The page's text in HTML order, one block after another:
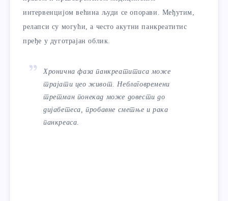
интервенцијом већина људи се опорави. Међутим,
релапси су могући, а често акутни панкреатитис
пређе у дуготрајан облик.
Хронична фаза панкреатитиса може
трајати цео живот. Неблаговремени
третман понекад може довести до
дијабетеса, пробавне сметње и рака
панкреаса.